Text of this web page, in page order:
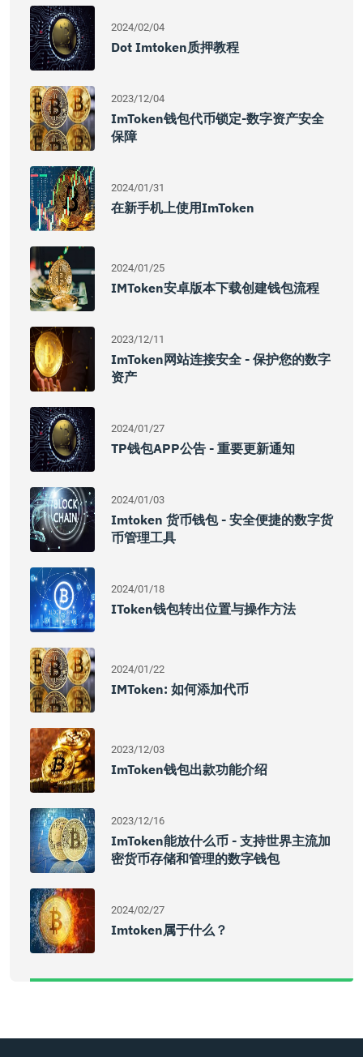
2024/02/04
Dot Imtoken质押教程
2023/12/04
ImToken钱包代币锁定-数字资产安全
保障
2024/01/31
在新手机上使用imToken
2024/01/25
IMToken安卓版本下载创建钱包流程
2023/12/11
ImToken网站连接安全 - 保护您的数字
资产
2024/01/27
TP钱包APP公告 - 重要更新通知
2024/01/03
Imtoken 货币钱包 - 安全便捷的数字货
币管理工具
2024/01/18
IToken钱包转出位置与操作方法
2024/01/22
IMToken: 如何添加代币
2023/12/03
ImToken钱包出款功能介绍
2023/12/16
ImToken能放什么币 - 支持世界主流加
密货币存储和管理的数字钱包
2024/02/27
Imtoken属于什么？